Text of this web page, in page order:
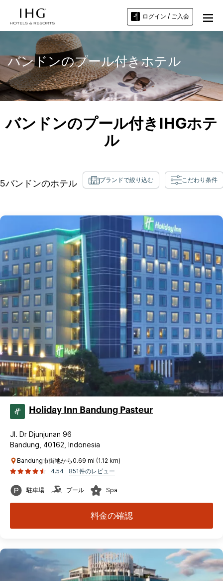
ログイン / ご入会
バンドンのプール付きホテル
バンドンのプール付きIHGホテ
ル
5バンドンのホテル ブランドで絞り込む こだわり条件
Holiday Inn Bandung Pasteur
Jl. Dr Djunjunan 96
Bandung, 40162, Indonesia
Bandung市街地から0.69 mi (1.12 km)
4.54
851件のレビュー
駐車場 プール Spa
料金の確認